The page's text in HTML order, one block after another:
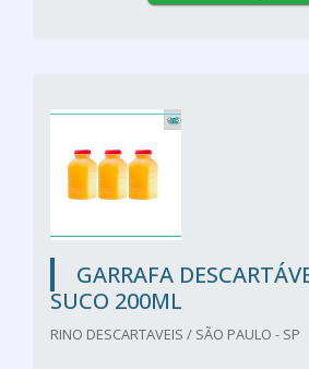
GARRAFA
SUCO 200ML
RINO DESCARTAVEIS / SÃO PAULO - SP